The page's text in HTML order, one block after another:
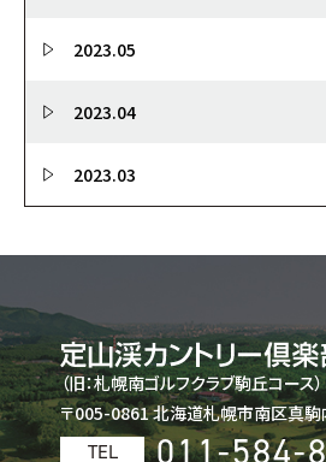
2023.05
2023.04
2023.03
（旧：札幌南ゴルフクラブ駒丘コース）
〒005-0861 北海道札幌市南区真
TEL 011-584-